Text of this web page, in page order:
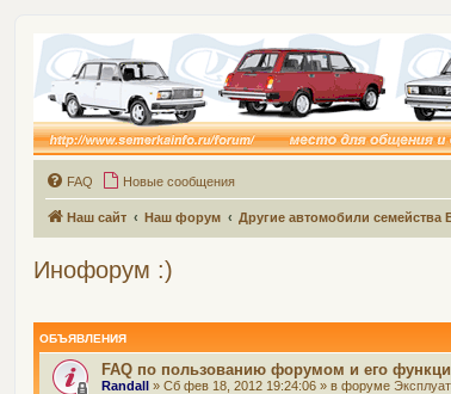
FAQ Новые сообщения
Наш сайт Наш форум Другие автомобили семейства
Инофорум :)
ОБЪЯВЛЕНИЯ
FAQ по пользованию форумом и его
Randall » Сб фев 18, 2012 19:24:06 » в форуме